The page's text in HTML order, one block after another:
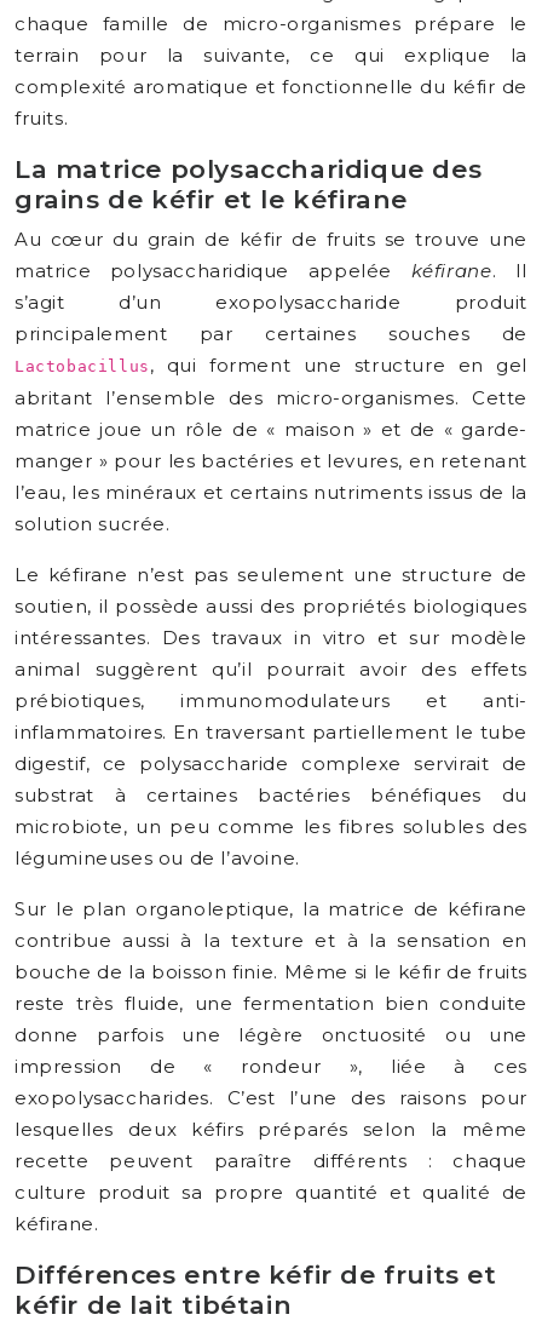
chaque famille de micro-organismes prépare le
terrain pour la suivante, ce qui explique la
complexité aromatique et fonctionnelle du kéfir de
fruits.
La matrice polysaccharidique des
grains de kéfir et le kéfirane
Au cœur du grain de kéfir de fruits se trouve une
matrice polysaccharidique appelée kéfirane. Il
s’agit d’un exopolysaccharide produit
principalement par certaines souches de
Lactobacillus , qui forment une structure en gel
abritant l’ensemble des micro-organismes. Cette
matrice joue un rôle de « maison » et de « garde-
manger » pour les bactéries et levures, en retenant
l’eau, les minéraux et certains nutriments issus de la
solution sucrée.
Le kéfirane n’est pas seulement une structure de
soutien, il possède aussi des propriétés biologiques
intéressantes. Des travaux in vitro et sur modèle
animal suggèrent qu’il pourrait avoir des effets
prébiotiques, immunomodulateurs et anti-
inflammatoires. En traversant partiellement le tube
digestif, ce polysaccharide complexe servirait de
substrat à certaines bactéries bénéfiques du
microbiote, un peu comme les fibres solubles des
légumineuses ou de l’avoine.
Sur le plan organoleptique, la matrice de kéfirane
contribue aussi à la texture et à la sensation en
bouche de la boisson finie. Même si le kéfir de fruits
reste très fluide, une fermentation bien conduite
donne parfois une légère onctuosité ou une
impression de « rondeur », liée à ces
exopolysaccharides. C’est l’une des raisons pour
lesquelles deux kéfirs préparés selon la même
recette peuvent paraître différents : chaque
culture produit sa propre quantité et qualité de
kéfirane.
Différences entre kéfir de fruits et
kéfir de lait tibétain